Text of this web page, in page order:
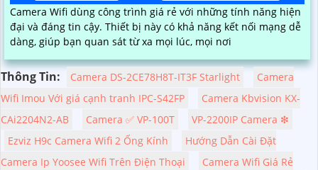
Camera Wifi dùng công trình giá rẻ với những tính năng hiện
đại và đáng tin cậy. Thiết bị này có khả năng kết nối mạng dễ
dàng, giúp bạn quan sát từ xa mọi lúc, mọi nơi
Thông Tin: Camera DS-2CE78H8T-IT3F Starlight
Camera
Wifi Imou Với giá cạnh tranh IPC-S42FP
Camera Kbvision KX-
CAi2204N2-AB
Camera ✅ VP-100T
VP-2200IP Camera ❇
Ezviz H9c Camera Wifi 2 Ống Kính
Hướng Dẫn Cài Đặt
Camera Ip Yoosee Wifi Trên Điện Thoại
Camera Wifi Giá Rẻ